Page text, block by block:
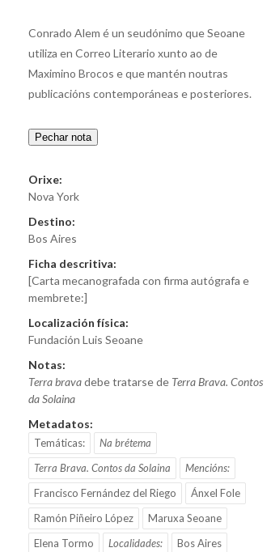
Conrado Alem é un seudónimo que Seoane
utiliza en Correo Literario xunto ao de
Maximino Brocos e que mantén noutras
publicacións contemporáneas e posteriores.
Pechar nota
Orixe:
Nova York
Destino:
Bos Aires
Ficha descritiva:
[Carta mecanografada con firma autógrafa e
membrete:]
Localización física:
Fundación Luis Seoane
Notas:
Terra bravadebe tratarse de Terra Brava. Contos
da Solaina
Metadatos:
Temáticas:
Na brétema
Terra Brava. Contos da Solaina
Mencións:
Francisco Fernández del Riego
Ánxel Fole
Ramón Piñeiro López
Maruxa Seoane
Elena Tormo
Localidades:
Bos Aires